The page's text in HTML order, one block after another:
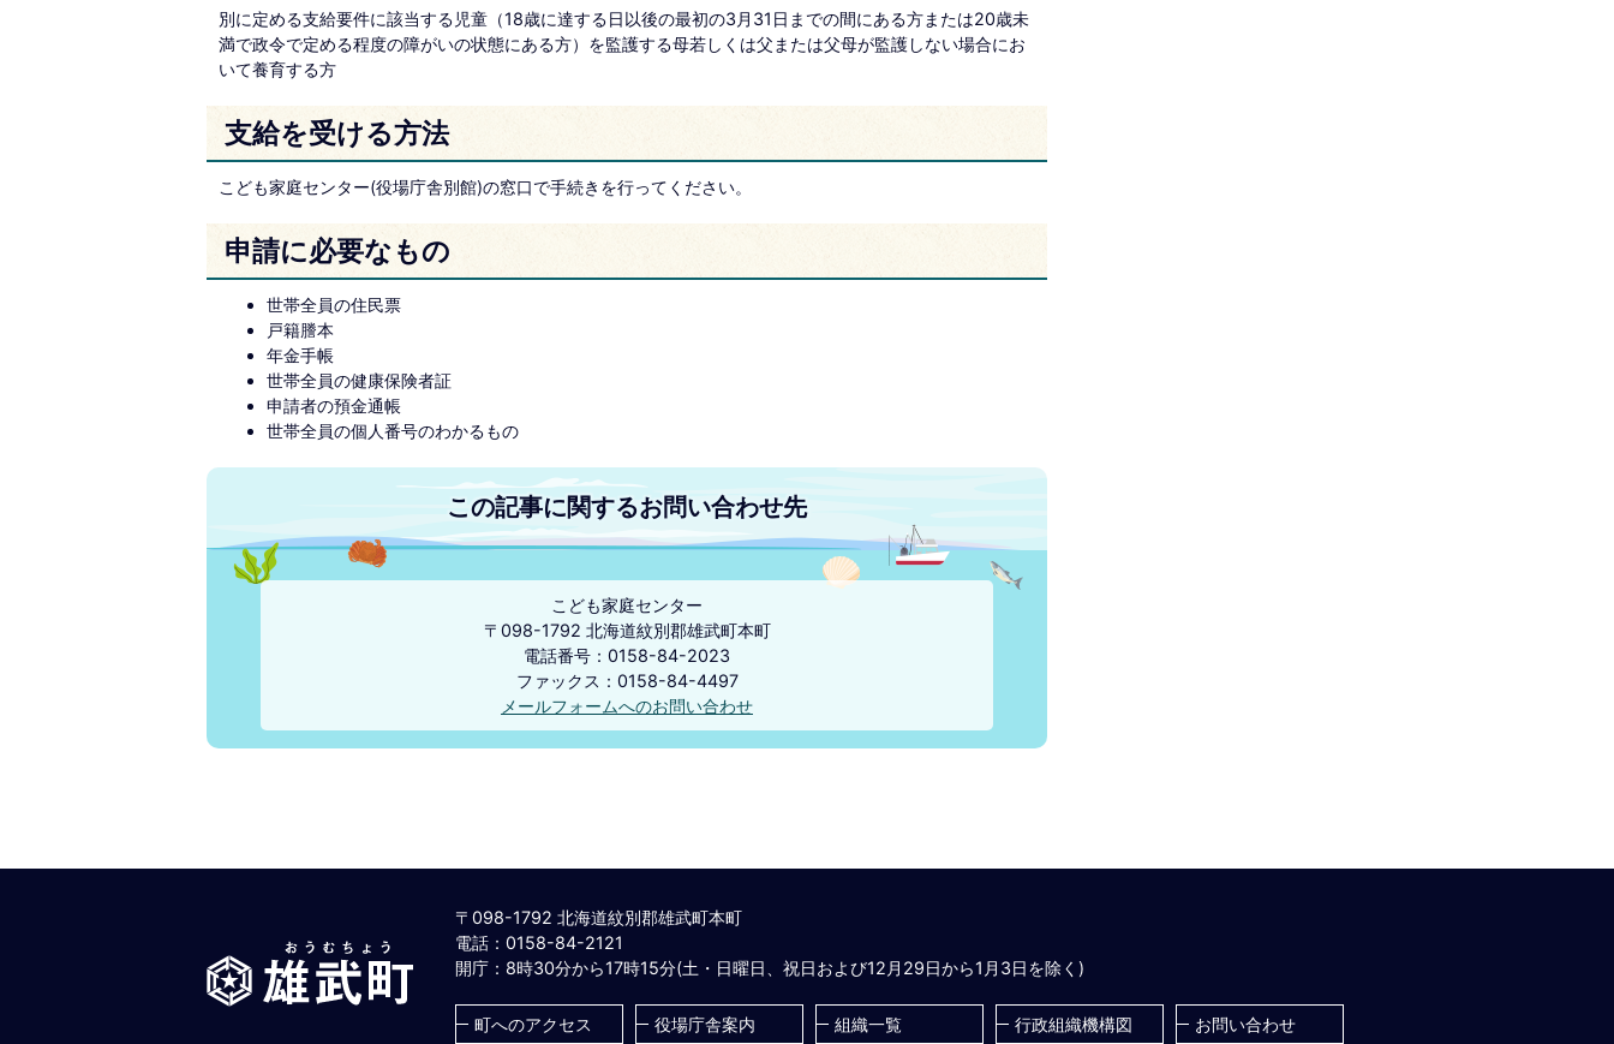
別に定める支給要件に該当する児童（18歳に達する日以後の最初の3月31日までの間にある方または20歳未
満で政令で定める程度の障がいの状態にある方）を監護する母若しくは父または父母が監護しない場合にお
いて養育する方
支給を受ける方法
こども家庭センター(役場庁舎別館)の窓口で手続きを行ってください。
申請に必要なもの
世帯全員の住民票
戸籍謄本
年金手帳
世帯全員の健康保険者証
申請者の預金通帳
世帯全員の個人番号のわかるもの
この記事に関するお問い合わせ先
こども家庭センター
〒098-1792 北海道紋別郡雄武町本町
電話番号：0158-84-2023
ファックス：0158-84-4497​​​​​​​
メールフォームへのお問い合わせ
武
町
〒098-1792 北海道紋別郡雄武町本町
電話：0158-84-2121
開庁：8時30分から17時15分(土・日曜日、祝日および12月29日から1月3日を除く)
町へのアクセス 役場庁舎案内 組織一覧 行政組織機構図 お問い合わせ